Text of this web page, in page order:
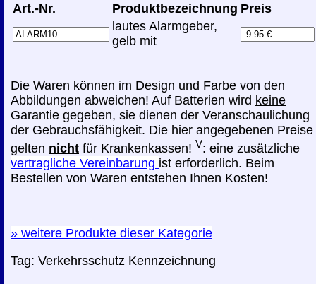
Art.-Nr.
Produktbezeichnung Preis
lautes Alarmgeber,
gelb mit
Die Waren können im Design und Farbe von den
Abbildungen abweichen! Auf Batterien wird keine
Garantie gegeben, sie dienen der Veranschaulichung
der Gebrauchsfähigkeit. Die hier angegebenen Preise
gelten nicht für Krankenkassen! V: eine zusätzliche
vertragliche Vereinbarung ist erforderlich. Beim
Bestellen von Waren entstehen Ihnen Kosten!
» weitere Produkte dieser Kategorie
Tag: Verkehrsschutz Kennzeichnung